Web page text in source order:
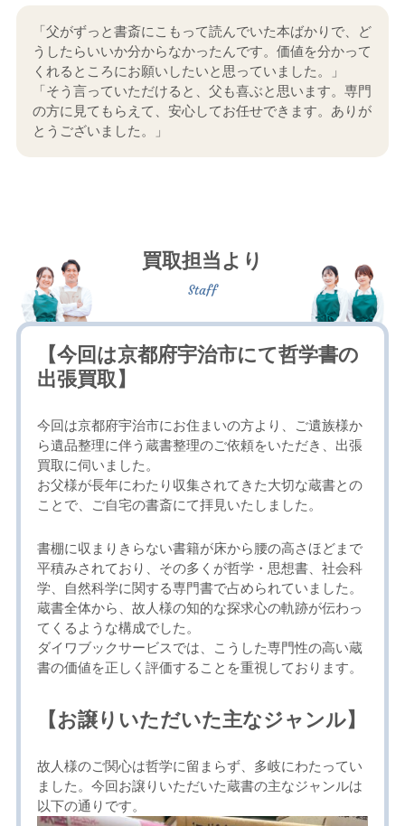
「父がずっと書斎にこもって読んでいた本ばかりで、ど
うしたらいいか分からなかったんです。価値を分かって
くれるところにお願いしたいと思っていました。」
「そう言っていただけると、父も喜ぶと思います。専門
の方に見てもらえて、安心してお任せできます。ありが
とうございました。」
買取担当より
【今回は京都府宇治市にて哲学書の
出張買取】
今回は京都府宇治市にお住まいの方より、ご遺族様か
ら遺品整理に伴う蔵書整理のご依頼をいただき、出張
買取に伺いました。
お父様が長年にわたり収集されてきた大切な蔵書との
ことで、ご自宅の書斎にて拝見いたしました。
書棚に収まりきらない書籍が床から腰の高さほどまで
平積みされており、その多くが哲学・思想書、社会科
学、自然科学に関する専門書で占められていました。
蔵書全体から、故人様の知的な探求心の軌跡が伝わっ
てくるような構成でした。
ダイワブックサービスでは、こうした専門性の高い蔵
書の価値を正しく評価することを重視しております。
【お譲りいただいた主なジャンル】
故人様のご関心は哲学に留まらず、多岐にわたってい
ました。今回お譲りいただいた蔵書の主なジャンルは
以下の通りです。